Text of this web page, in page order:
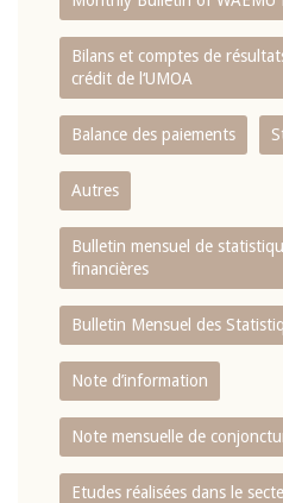
Bilans et comptes de
crédit de l‘UMOA
Balance des paiements
Autres
Bulletin mensuel de
financières
Bulletin Mensuel des
Note d’information
Note mensuelle de
Etudes réalisées dans le